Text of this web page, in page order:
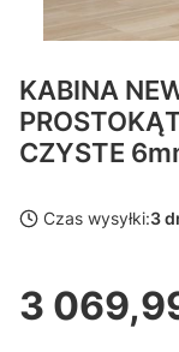
KABINA
CZYSTE
Czas wysyłki:3
Cena
3